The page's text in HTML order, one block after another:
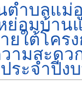
ตำบลแม่
ย่อมบ้าน
ใต้โคร
ามสะดว
ระจำปีง